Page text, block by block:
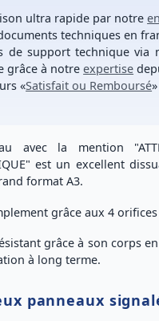
ultra rapide par notre
techniques en
de support technique via
grâce à notreexpertise
«Satisfait ou Remboursé»
avec la mention
est un excellent
format A3.
grâce aux 4 orifices
grâce à son corps
à long terme.
panneaux